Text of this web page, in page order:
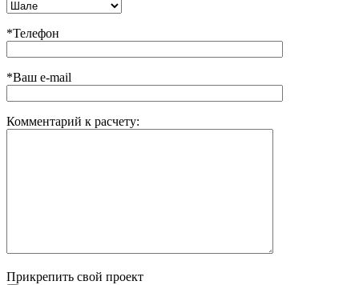
*Телефон
*Ваш e-mail
Комментарий к расчету:
Прикрепить свой проект